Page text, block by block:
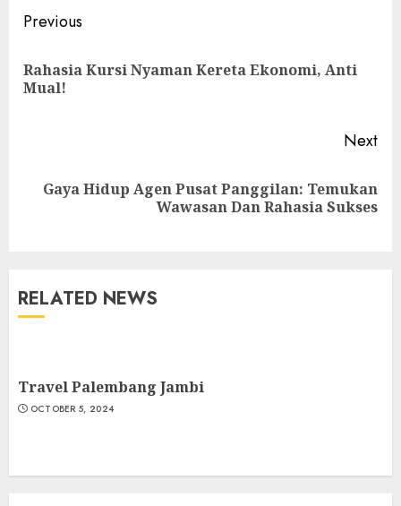
Continue
Reading
Previous
Rahasia Kursi Nyaman Kereta Ekonomi, Anti
Mual!
Next
Next
Gaya Hidup Agen Pusat Panggilan: Temukan
Wawasan Dan Rahasia Sukses
RELATED NEWS
Travel Palembang Jambi
OCTOBER 5, 2024